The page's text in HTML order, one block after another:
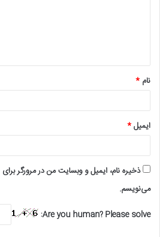
*
نام *
ایمیل*
ذخیره نام، ایمیل و وبسایت من در مرورگر برای
می‌نویسم.
Are you human? Please solve: